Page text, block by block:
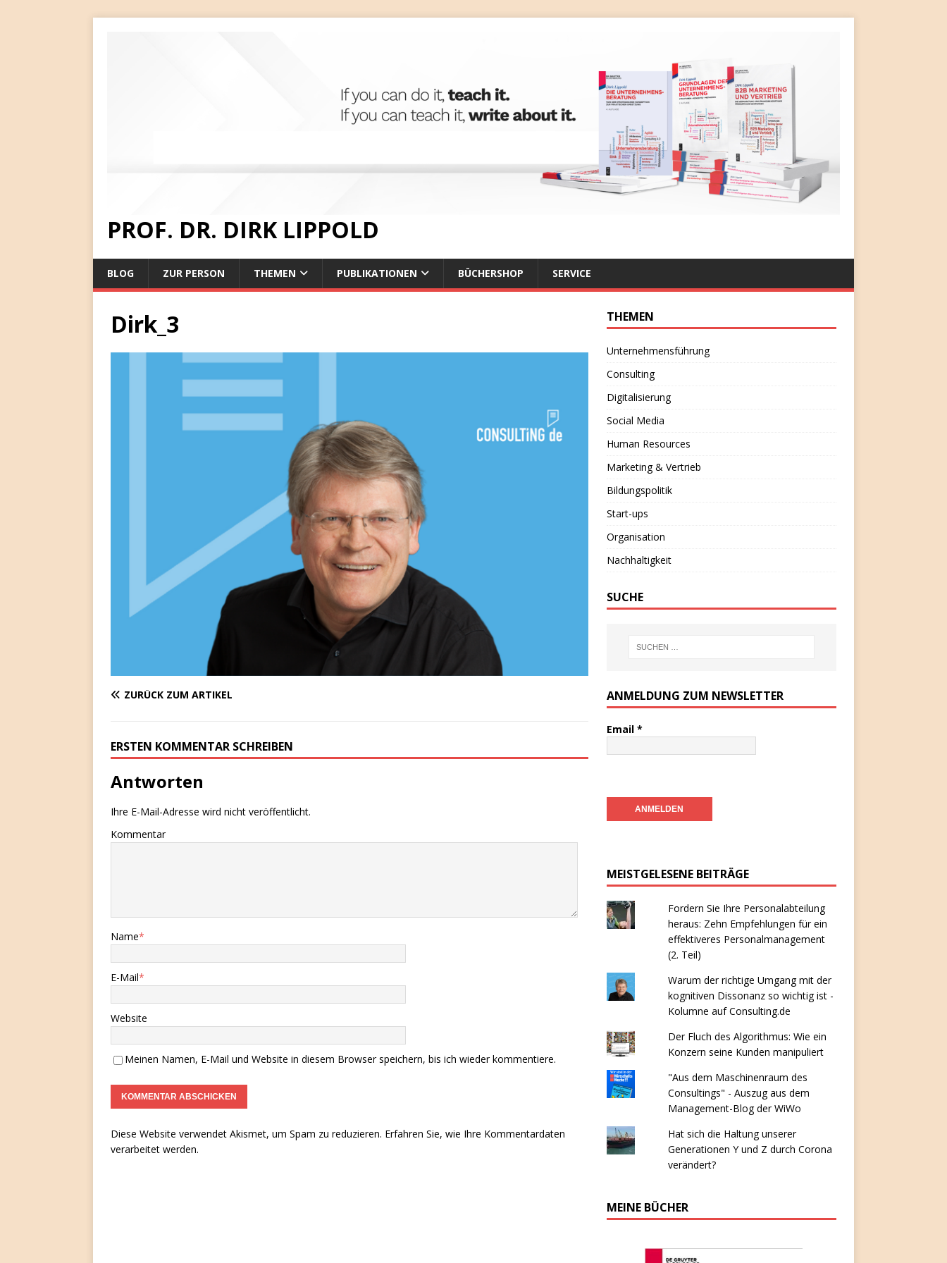
PROF. DR. DIRK LIPPOLD
BLOG ZUR PERSON THEMEN PUBLIKATIONEN BÜCHERSHOP SERVICE
Dirk_3
ZURÜCK ZUM ARTIKEL
ERSTEN KOMMENTAR SCHREIBEN
Antworten
Ihre E-Mail-Adresse wird nicht veröffentlicht.
Kommentar
Name*
E-Mail*
Website
Meinen Namen, E-Mail und Website in diesem Browser speichern, bis ich wieder kommentiere.
Diese Website verwendet Akismet, um Spam zu reduzieren. Erfahren Sie, wie Ihre Kommentardaten
verarbeitet werden.
THEMEN
Unternehmensführung
Consulting
Digitalisierung
Social Media
Human Resources
Marketing & Vertrieb
Bildungspolitik
Start-ups
Organisation
Nachhaltigkeit
SUCHE
ANMELDUNG ZUM NEWSLETTER
Email *
MEISTGELESENE BEITRÄGE
Fordern Sie Ihre Personalabteilung
heraus: Zehn Empfehlungen für ein
effektiveres Personalmanagement
(2. Teil)
Warum der richtige Umgang mit der
kognitiven Dissonanz so wichtig ist -
Kolumne auf Consulting.de
Der Fluch des Algorithmus: Wie ein
Konzern seine Kunden manipuliert
"Aus dem Maschinenraum des
Consultings" - Auszug aus dem
Management-Blog der WiWo
Hat sich die Haltung unserer
Generationen Y und Z durch Corona
verändert?
MEINE BÜCHER